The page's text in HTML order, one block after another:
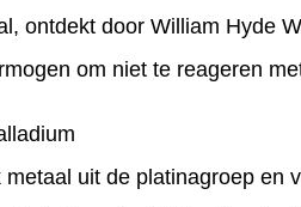
ontdekt door William Hyde
om niet te reageren
uit de platinagroep en